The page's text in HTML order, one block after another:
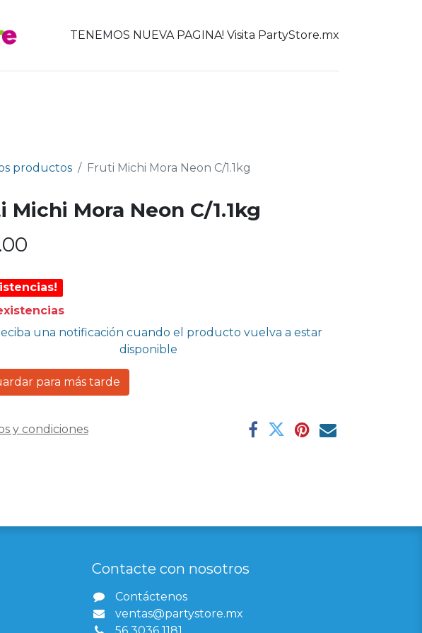
TENEMOS NUEVA PAGINA! Visita PartyStore.mx
productos Fruti Michi Mora Neon C/1.1kg
Michi Mora Neon C/1.1kg
una notificación cuando el producto vuelva a estar
disponible
para más tarde
y condiciones
Contacte con nosotros
Contáctenos
ventas@partystore.mx